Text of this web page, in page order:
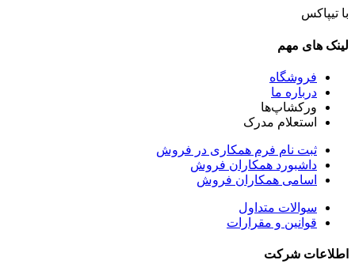
با تیپاکس
لینک های مهم
فروشگاه
درباره ما
ورکشاپ‌ها
استعلام مدرک
ثبت نام فرم همکاری در فروش
داشبورد همکاران فروش
اسامی همکاران فروش
سوالات متداول
قوانین و مقرارات
اطلاعات شرکت